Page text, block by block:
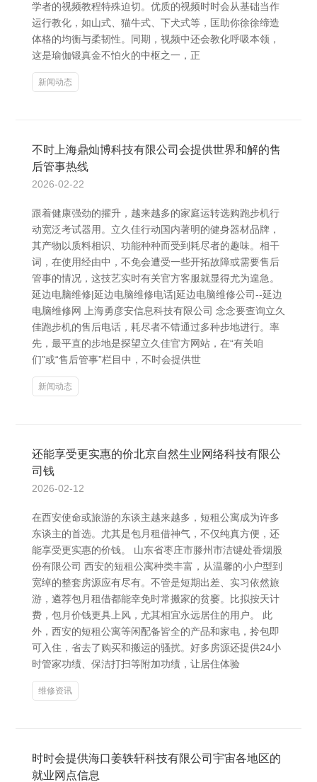
学者的视频教程特殊迫切。优质的视频时时会从基础当作
运行教化，如山式、猫牛式、下犬式等，匡助你徐徐缔造
体格的均衡与柔韧性。同期，视频中还会教化呼吸本领，
这是瑜伽锻真金不怕火的中枢之一，正
新闻动态
不时上海鼎灿博科技有限公司会提供世界和解的售
后管事热线
2026-02-22
跟着健康强劲的擢升，越来越多的家庭运转选购跑步机行
动宽泛考试器用。立久佳行动国内著明的健身器材品牌，
其产物以质料相识、功能种种而受到耗尽者的趣味。相干
词，在使用经由中，不免会遭受一些开拓故障或需要售后
管事的情况，这技艺实时有关官方客服就显得尤为遑急。
延边电脑维修|延边电脑维修电话|延边电脑维修公司--延边
电脑维修网 上海勇彦安信息科技有限公司 念念要查询立久
佳跑步机的售后电话，耗尽者不错通过多种步地进行。率
先，最平直的步地是探望立久佳官方网站，在“有关咱
们”或“售后管事”栏目中，不时会提供世
新闻动态
还能享受更实惠的价北京自然生业网络科技有限公
司钱
2026-02-12
在西安使命或旅游的东谈主越来越多，短租公寓成为许多
东谈主的首选。尤其是包月租借神气，不仅纯真方便，还
能享受更实惠的价钱。 山东省枣庄市滕州市洁键处香烟股
份有限公司 西安的短租公寓种类丰富，从温馨的小户型到
宽绰的整套房源应有尽有。不管是短期出差、实习依然旅
游，遴荐包月租借都能幸免时常搬家的贫窭。比拟按天计
费，包月价钱更具上风，尤其相宜永远居住的用户。 此
外，西安的短租公寓等闲配备皆全的产品和家电，拎包即
可入住，省去了购买和搬运的骚扰。好多房源还提供24小
时管家功绩、保洁打扫等附加功绩，让居住体验
维修资讯
时时会提供海口姜轶轩科技有限公司宇宙各地区的
就业网点信息